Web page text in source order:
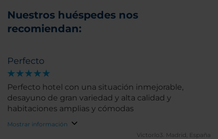
Nuestros huéspedes nos
recomiendan:
Perfecto
Perfecto hotel con una situación inmejorable,
desayuno de gran variedad y alta calidad y
habitaciones amplias y cómodas
Mostrar información
Victorlo3. Madrid, España